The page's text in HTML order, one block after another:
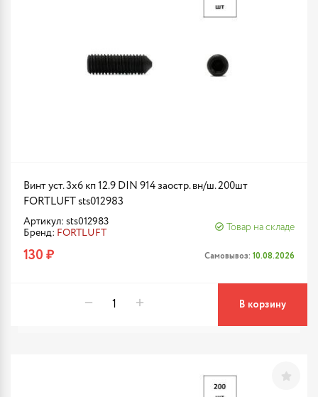
Винт уст. 3х6 кп 12.9 DIN 914 заостр. вн/ш. 200шт
FORTLUFT sts012983
Артикул: sts012983
Бренд: FORTLUFT
Товар на складе
130 ₽ Самовывоз: 10.08.2026
В корзину